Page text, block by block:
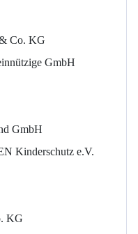
Co. KG
GmbH
GmbH
Kinderschutz e.V.
KG